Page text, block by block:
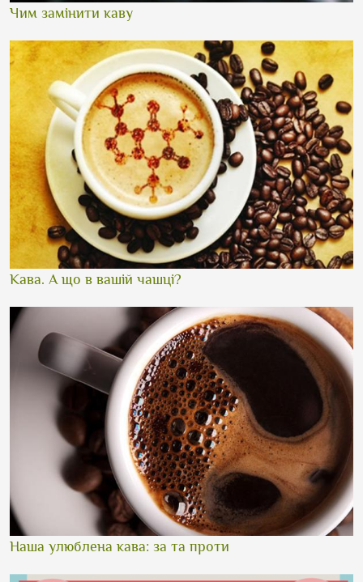
Чим замінити каву
Кава. А що в вашій чашці?
Наша улюблена кава: за та проти